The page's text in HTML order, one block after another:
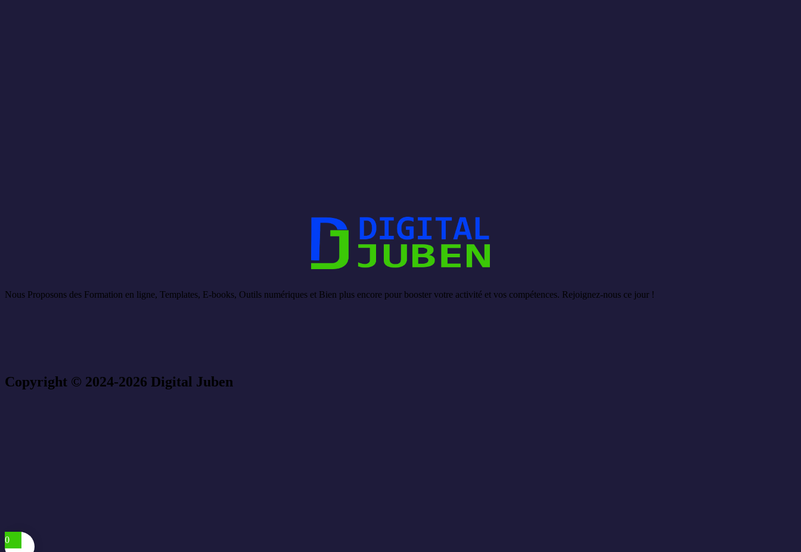
Nous Proposons des Formation en ligne, Templates, E-books, Outils numériques et Bien plus encore pour booster votre activité et vos compétences. Rejoignez-nous ce jour !
Copyright © 2024-2026 Digital Juben
0